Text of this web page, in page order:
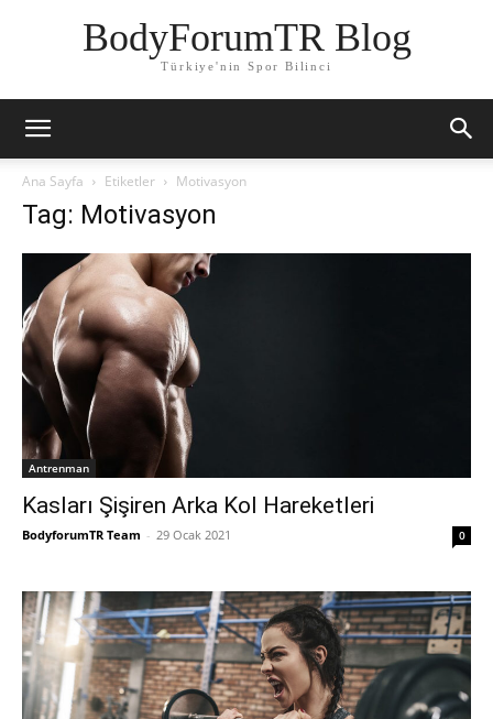
BodyForumTR Blog
Türkiye'nin Spor Bilinci
Ana Sayfa Etiketler Motivasyon
Tag: Motivasyon
Antrenman
Kasları Şişiren Arka Kol Hareketleri
BodyforumTR Team - 29 Ocak 2021 0